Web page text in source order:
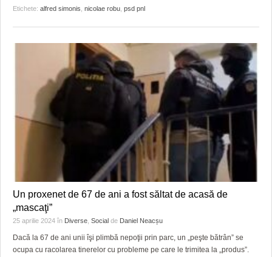
SFATURI JURIDICE
Etichete: alfred simonis nicolae robu psd pnl
Un proxenet de 67 de ani a fost săltat de acasă de
„mascaţi”
25 aprilie 2024 în Diverse Social de Daniel Neacșu
Dacă la 67 de ani unii îşi plimbă nepoţii prin parc, un „peşte bătrân” se
ocupa cu racolarea tinerelor cu probleme pe care le trimitea la „produs”.